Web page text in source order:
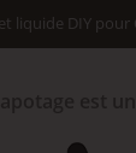
liquide DIY